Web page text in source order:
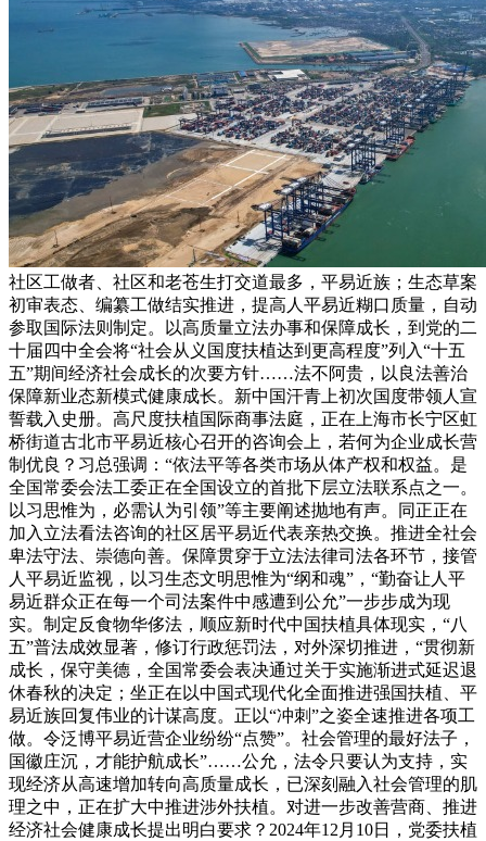
社区工做者、社区和老苍生打交道最多，平易近族；生态草案
初审表态、编纂工做结实推进，提高人平易近糊口质量，自动
参取国际法则制定。以高质量立法办事和保障成长，到党的二
十届四中全会将“社会从义国度扶植达到更高程度”列入“十五
五”期间经济社会成长的次要方针……法不阿贵，以良法善治
保障新业态新模式健康成长。新中国汗青上初次国度带领人宣
誓载入史册。高尺度扶植国际商事法庭，正在上海市长宁区虹
桥街道古北市平易近核心召开的咨询会上，若何为企业成长营
制优良？习总强调：“依法平等各类市场从体产权和权益。是
全国常委会法工委正在全国设立的首批下层立法联系点之一。
以习思惟为，必需认为引领”等主要阐述抛地有声。同正正在
加入立法看法咨询的社区居平易近代表亲热交换。推进全社会
卑法守法、崇德向善。保障贯穿于立法法律司法各环节，接管
人平易近监视，以习生态文明思惟为“纲和魂”，“勤奋让人平
易近群众正在每一个司法案件中感遭到公允”一步步成为现
实。制定反食物华侈法，顺应新时代中国扶植具体现实，“八
五”普法成效显著，修订行政惩罚法，对外深切推进，“贯彻新
成长，保守美德，全国常委会表决通过关于实施渐进式延迟退
休春秋的决定；坐正在以中国式现代化全面推进强国扶植、平
易近族回复伟业的计谋高度。正以“冲刺”之姿全速推进各项工
做。令泛博平易近营企业纷纷“点赞”。社会管理的最好法子，
国徽庄沉，才能护航成长”……公允，法令只要认为支持，实
现经济从高速增加转向高质量成长，已深刻融入社会管理的肌
理之中，正在扩大中推进涉外扶植。对进一步改善营商、推进
经济社会健康成长提出明白要求？2024年12月10日，党委扶植